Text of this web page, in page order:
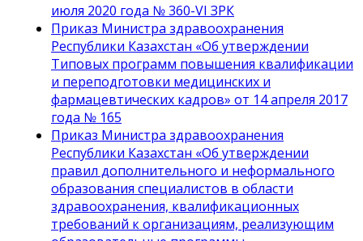
июля 2020 года № 360-VI ЗРК
Приказ Министра здравоохранения
Республики Казахстан «Об утверждении
Типовых программ повышения квалификации
и переподготовки медицинских и
фармацевтических кадров» от 14 апреля 2017
года № 165
Приказ Министра здравоохранения
Республики Казахстан «Об утверждении
правил дополнительного и неформального
образования специалистов в области
здравоохранения, квалификационных
требований к организациям, реализующим